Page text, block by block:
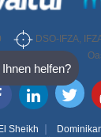
DSO-IFZA,
Sheikh
helfen?